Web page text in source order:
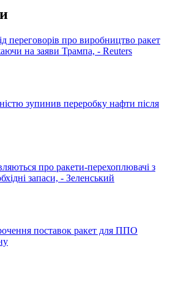
переговорів про виробництво ракет
на заяви Трампа, - Reuters
зупинив переробку нафти після
про ракети-перехоплювачі з
запаси, - Зеленський
поставок ракет для ППО